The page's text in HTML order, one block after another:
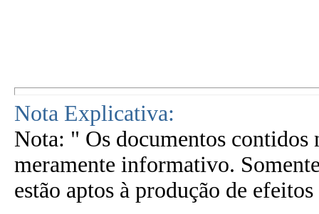
Nota Explicativa:
Nota: " Os documentos contidos
meramente informativo.
estão aptos à produção de